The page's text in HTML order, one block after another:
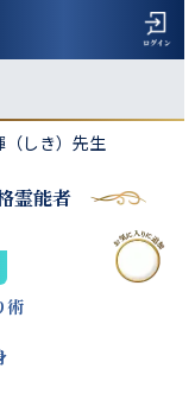
（しき）先生
霊能者
術